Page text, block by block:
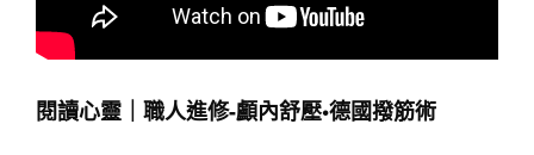
閱讀心靈｜職人進修-顱內舒壓•德國撥筋術